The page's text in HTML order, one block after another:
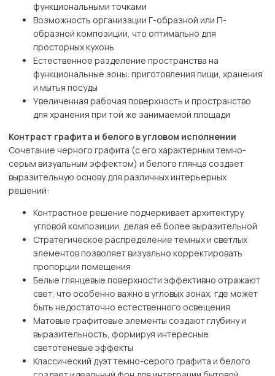
функциональными точками
Возможность организации Г-образной или П-
образной композиции, что оптимально для
просторных кухонь
Естественное разделение пространства на
функциональные зоны: приготовления пищи, хранения
и мытья посуды
Увеличенная рабочая поверхность и пространство
для хранения при той же занимаемой площади
Контраст графита и белого в угловом исполнении
Сочетание черного графита (с его характерным темно-
серым визуальным эффектом) и белого глянца создает
выразительную основу для различных интерьерных
решений:
Контрастное решение подчеркивает архитектуру
угловой композиции, делая её более выразительной
Стратегическое распределение темных и светлых
элементов позволяет визуально корректировать
пропорции помещения
Белые глянцевые поверхности эффективно отражают
свет, что особенно важно в угловых зонах, где может
быть недостаточно естественного освещения
Матовые графитовые элементы создают глубину и
выразительность, формируя интересные
светотеневые эффекты
Классический дуэт темно-серого графита и белого